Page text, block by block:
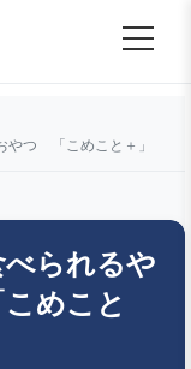
やつ 「こめこと＋」
られるや
めこと